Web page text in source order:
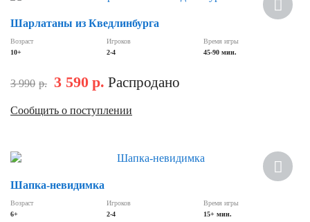
Шарлатаны из Кведлинбурга
Возраст
10+
Игроков
2-4
Время игры
45-90 мин.
3 990 р. 3 590 р. Распродано
Сообщить о поступлении
Шапка-невидимка
Возраст
6+
Игроков
2-4
Время игры
15+ мин.